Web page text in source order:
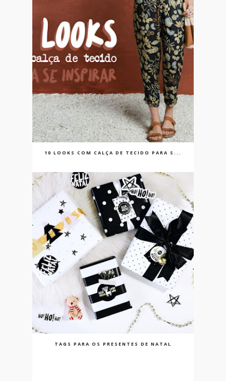
10 LOOKS COM CALÇA DE TECIDO PARA S...
TAGS PARA OS PRESENTES DE NATAL